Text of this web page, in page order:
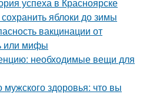
успеха в Красноярске
яблоки до зимы
вакцинации от
или мифы
необходимые вещи для
мужского здоровья: что вы